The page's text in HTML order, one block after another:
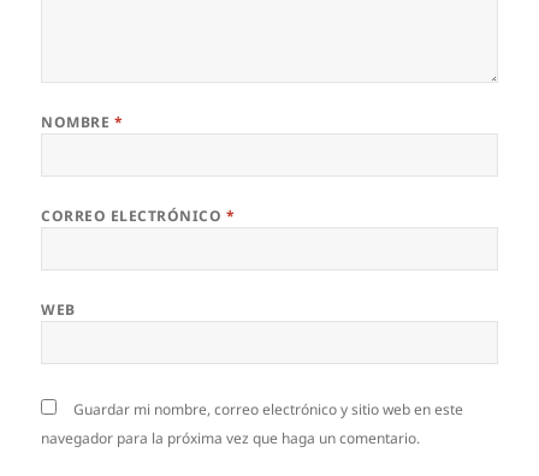
NOMBRE *
CORREO ELECTRÓNICO *
WEB
Guardar mi nombre, correo electrónico y sitio web en este
navegador para la próxima vez que haga un comentario.